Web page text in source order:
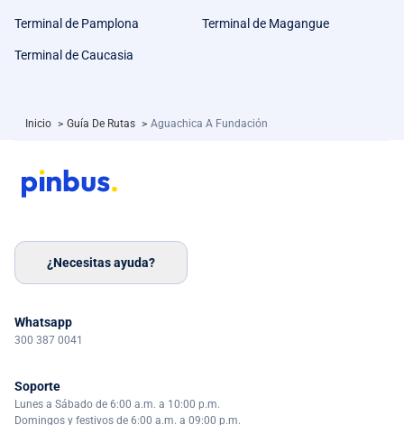
Terminal de Pamplona Terminal de Magangue
Terminal de Caucasia
Inicio > Guía De Rutas > Aguachica A Fundación
¿Necesitas ayuda?
Whatsapp
300 387 0041
Soporte
Lunes a Sábado de 6:00 a.m. a 10:00 p.m.
Domingos y festivos de 6:00 a.m. a 09:00 p.m.